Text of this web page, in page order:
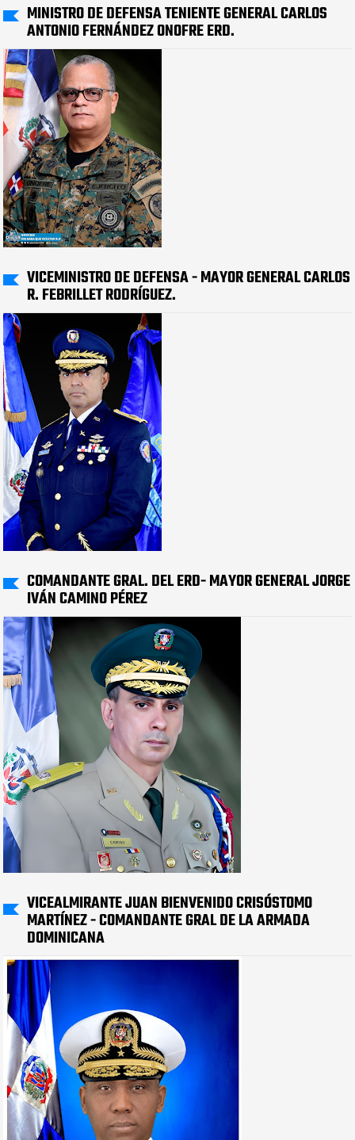
MINISTRO DE DEFENSA TENIENTE GENERAL CARLOS
ANTONIO FERNÁNDEZ ONOFRE ERD.
VICEMINISTRO DE DEFENSA - MAYOR GENERAL CARLOS
R. FEBRILLET RODRÍGUEZ.
COMANDANTE GRAL. DEL ERD- MAYOR GENERAL JORGE
IVÁN CAMINO PÉREZ
VICEALMIRANTE JUAN BIENVENIDO CRISÓSTOMO
MARTÍNEZ - COMANDANTE GRAL DE LA ARMADA
DOMINICANA